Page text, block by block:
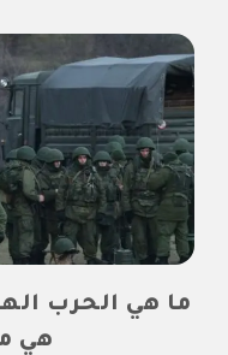
ما هي الحرب
هي